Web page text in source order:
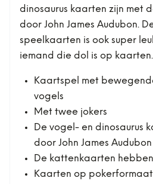
dinosaurus kaarten zijn met
door John James Audubon.
speelkaarten is ook super
iemand die dol is op kaarten.
Kaartspel met
vogels
Met twee jokers
De vogel- en dinosaurus
door John James Audubon
De kattenkaarten
Kaarten op pokerformaat